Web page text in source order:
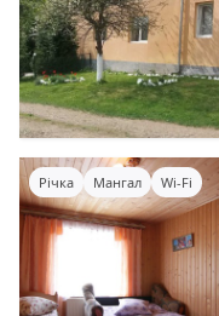
Річка Мангал Wi-Fi